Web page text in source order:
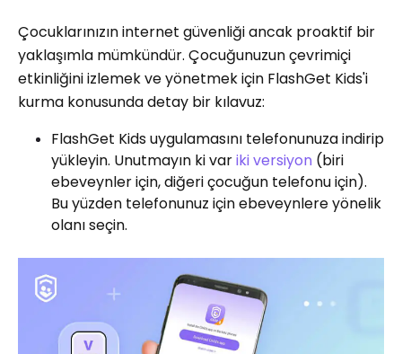
Çocuklarınızın internet güvenliği ancak proaktif bir
yaklaşımla mümkündür. Çocuğunuzun çevrimiçi
etkinliğini izlemek ve yönetmek için FlashGet Kids'i
kurma konusunda detay bir kılavuz:
FlashGet Kids uygulamasını telefonunuza indirip
yükleyin. Unutmayın ki variki versiyon (biri
ebeveynler için, diğeri çocuğun telefonu için).
Bu yüzden telefonunuz için ebeveynlere yönelik
olanı seçin.